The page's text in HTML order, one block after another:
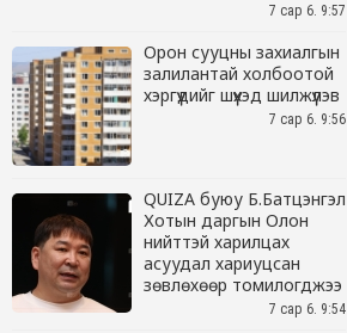
7 сар 6. 9:57
Орон сууцны захиалгын
залилантай холбоотой
хэргүүдийг шүүхэд шилжүүлэв
7 сар 6. 9:56
QUIZA буюу Б.Батцэнгэл
Хотын даргын Олон
нийттэй харилцах
асуудал хариуцсан
зөвлөхөөр томилогджээ
7 сар 6. 9:54